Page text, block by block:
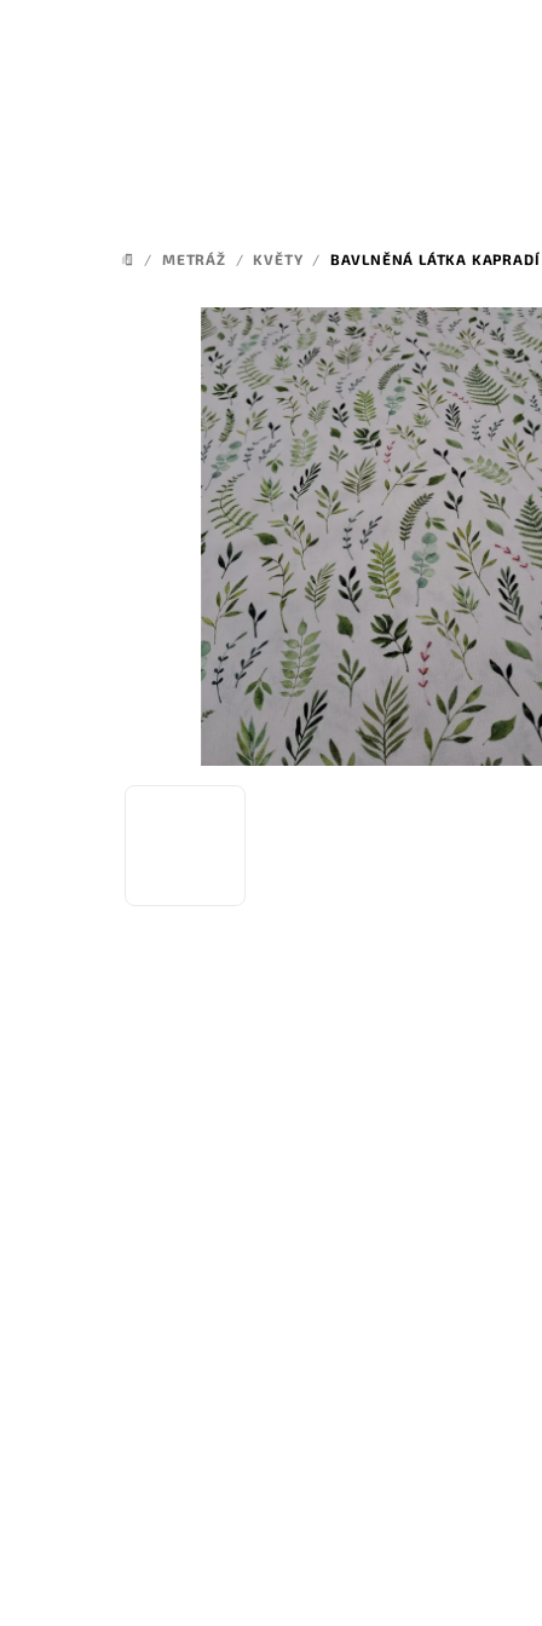
DOMŮ
/ METRÁŽ / KVĚTY / BAVLNĚNÁ LÁTKA KAPRADÍ